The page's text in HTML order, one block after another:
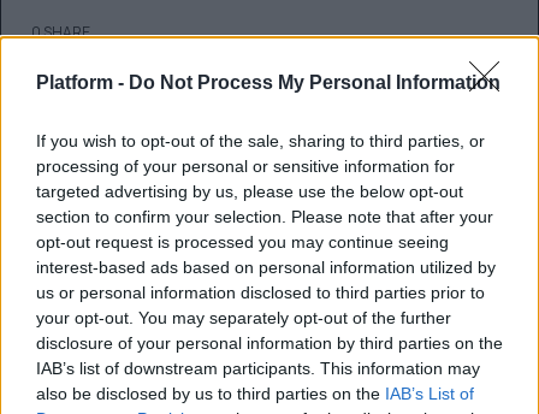
Platform - Do Not Process My Personal Information
If you wish to opt-out of the sale, sharing to third parties, or
processing of your personal or sensitive information for
targeted advertising by us, please use the below opt-out
section to confirm your selection. Please note that after your
opt-out request is processed you may continue seeing
interest-based ads based on personal information utilized by
us or personal information disclosed to third parties prior to
your opt-out. You may separately opt-out of the further
disclosure of your personal information by third parties on the
IAB’s list of downstream participants. This information may
also be disclosed by us to third parties on the IAB’s List of
0 SHARE
Ακολούθησε το platform.gr στο Google News και μάθε
πρώτος όλα τα τελευταία trends
BEST OF NETWORK